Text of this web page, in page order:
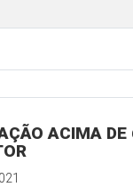
ACIMA DE